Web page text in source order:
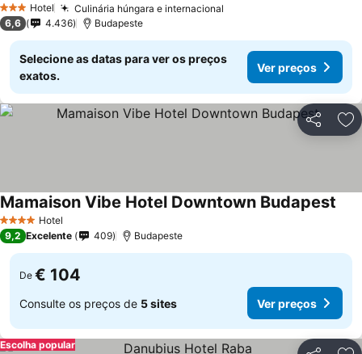
3 EstrelasHotel Culinária húngara e internacional
6,6 4.436 Budapeste
Selecione as datas para ver os preços
exatos.
Ver preços
Partilhar
4 EstrelasHotel
Mamaison Vibe Hotel Downtown Budapest
9,2 Excelente 409 Budapeste
De € 104
Consulte os preços de 5 sites Ver preços
Escolha popular